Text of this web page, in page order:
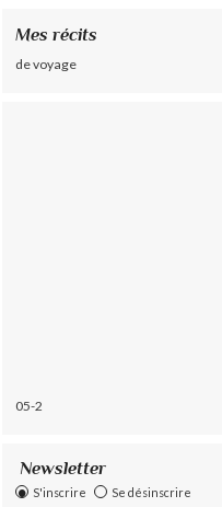
Mes récits
de voyage
05-2
Newsletter
S'inscrire Se désinscrire